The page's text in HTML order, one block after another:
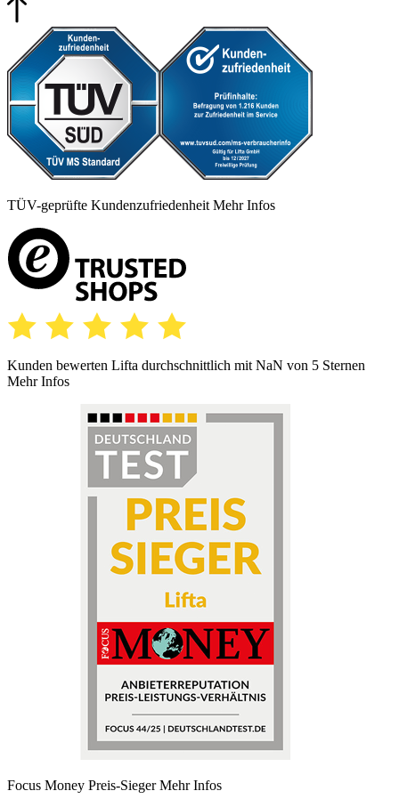
TÜV-geprüfte Kundenzufriedenheit Mehr Infos
Kunden bewerten Lifta durchschnittlich mit NaN von 5 Sternen
Mehr Infos
Focus Money Preis-SiegerMehr Infos